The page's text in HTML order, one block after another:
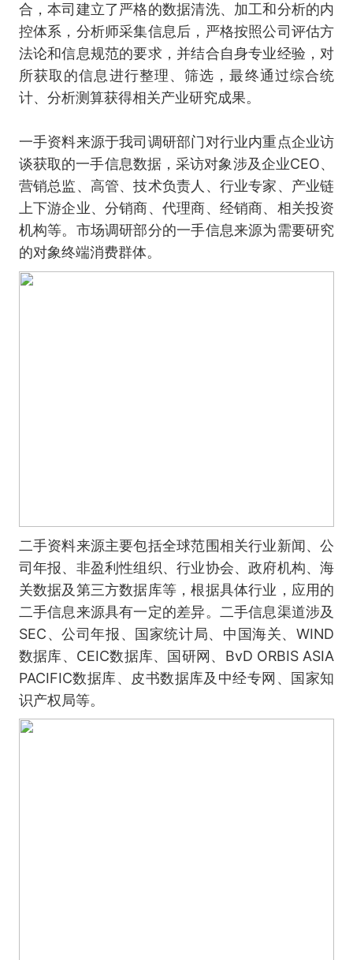
合，本司建立了严格的数据清洗、加工和分析的内
控体系，分析师采集信息后，严格按照公司评估方
法论和信息规范的要求，并结合自身专业经验，对
所获取的信息进行整理、筛选，最终通过综合统
计、分析测算获得相关产业研究成果。
一手资料来源于我司调研部门对行业内重点企业访
谈获取的一手信息数据，采访对象涉及企业CEO、
营销总监、高管、技术负责人、行业专家、产业链
上下游企业、分销商、代理商、经销商、相关投资
机构等。市场调研部分的一手信息来源为需要研究
的对象终端消费群体。
二手资料来源主要包括全球范围相关行业新闻、公
司年报、非盈利性组织、行业协会、政府机构、海
关数据及第三方数据库等，根据具体行业，应用的
二手信息来源具有一定的差异。二手信息渠道涉及
SEC、公司年报、国家统计局、中国海关、WIND
数据库、CEIC数据库、国研网、BvD ORBIS ASIA
PACIFIC数据库、皮书数据库及中经专网、国家知
识产权局等。